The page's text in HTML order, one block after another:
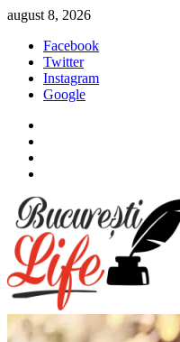
Sari
conținut
august 8, 2026
Facebook
Twitter
Instagram
Google